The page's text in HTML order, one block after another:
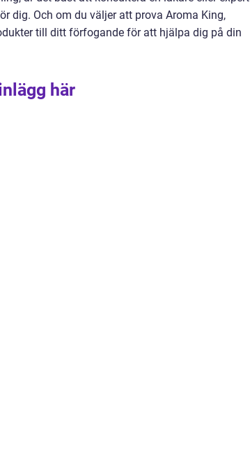
dig. Och om du väljer att prova Aroma King,
till ditt förfogande för att hjälpa dig på din
här